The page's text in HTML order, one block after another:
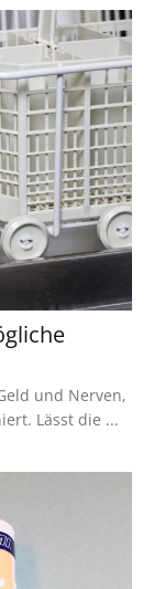
und Nerven,
Lässt die ...